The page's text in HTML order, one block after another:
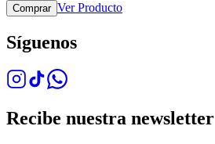
Comprar Ver Producto
Síguenos
Recibe nuestra newsletter